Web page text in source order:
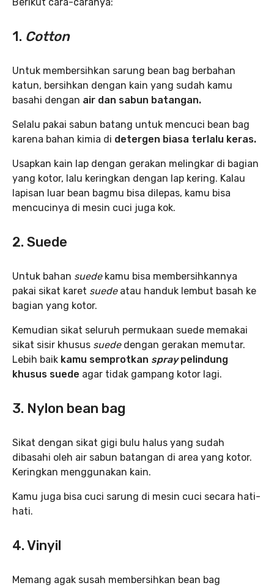
1. Cotton
Untuk membersihkan sarung bean bag berbahan
katun, bersihkan dengan kain yang sudah kamu
basahi dengan air dan sabun batangan.
Selalu pakai sabun batang untuk mencuci bean bag
karena bahan kimia di detergen biasa terlalu keras.
Usapkan kain lap dengan gerakan melingkar di bagian
yang kotor, lalu keringkan dengan lap kering. Kalau
lapisan luar bean bagmu bisa dilepas, kamu bisa
mencucinya di mesin cuci juga kok.
2. Suede
Untuk bahan suedekamu bisa membersihkannya
pakai sikat karet suedeatau handuk lembut basah ke
bagian yang kotor.
Kemudian sikat seluruh permukaan suede memakai
sikat sisir khusus suededengan gerakan memutar.
Lebih baik kamu semprotkan spraypelindung
khusus suede agar tidak gampang kotor lagi.
3. Nylon bean bag
Sikat dengan sikat gigi bulu halus yang sudah
dibasahi oleh air sabun batangan di area yang kotor.
Keringkan menggunakan kain.
Kamu juga bisa cuci sarung di mesin cuci secara hati-
hati.
4. Vinyil
Memang agak susah membersihkan bean bag